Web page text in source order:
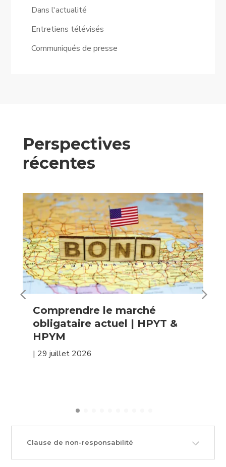
Dans l'actualité
Entretiens télévisés
Communiqués de presse
Perspectives
récentes
Comprendre le marché
obligataire actuel | HPYT &
HPYM
| 29 juillet 2026
Clause de non-responsabilité